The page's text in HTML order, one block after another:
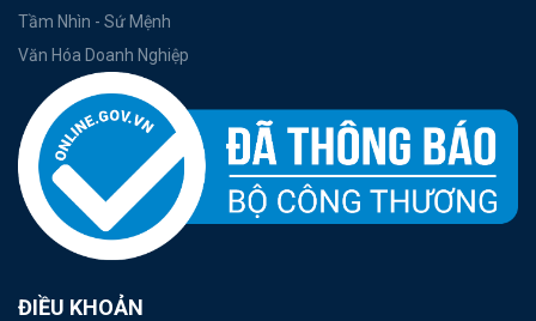
Tầm Nhìn - Sứ Mệnh
Văn Hóa Doanh Nghiệp
ĐIỀU KHOẢN